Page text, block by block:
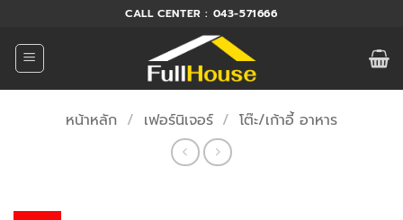
ยัง
เนื้อหา
CALL CENTER : 043-571666
หน้าหลัก / เฟอร์นิเจอร์ / โต๊ะ/เก้าอี้ อาหาร